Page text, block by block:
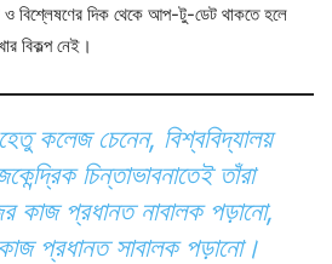
বিশ্লেষণের দিক থেকে আপ-টু-ডেট থাকতে হলে
বিকল্প নেই।
কলেজ চেনেন, বিশ্ববিদ্যালয়
চিন্তাভাবনাতেই তাঁরা
প্রধানত নাবালক পড়ানো,
কাজ প্রধানত সাবালক পড়ানো।